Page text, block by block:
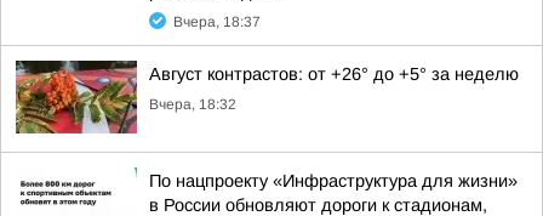
Вчера, 18:37
Август контрастов: от +26° до +5° за неделю
Вчера, 18:32
По нацпроекту «Инфраструктура для жизни»
в России обновляют дороги к стадионам,